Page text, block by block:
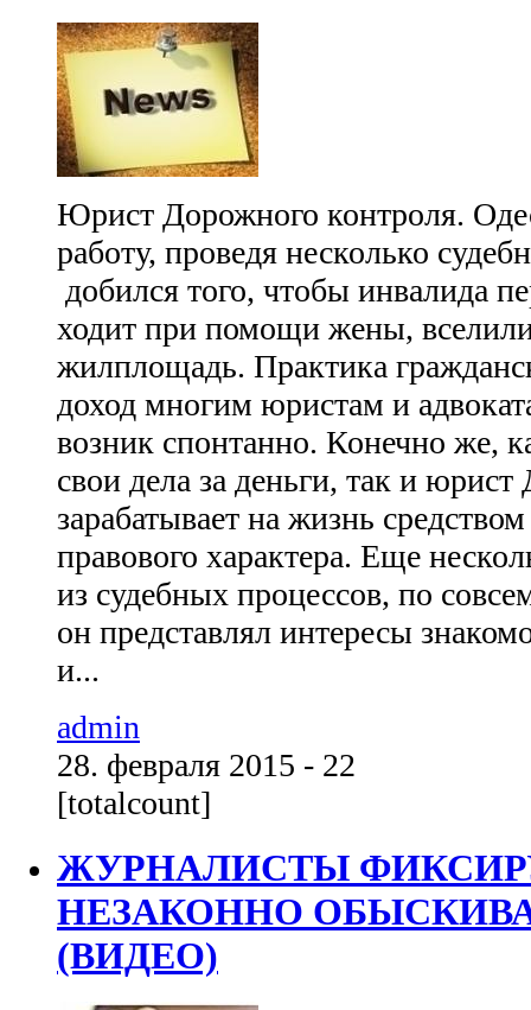
Юрист Дорожного контроля.
работу, проведя несколько
добился того, чтобы инвалида
ходит при помощи жены,
жилплощадь. Практика
доход многим юристам и
возник спонтанно. Конечно же,
свои дела за деньги, так и
зарабатывает на жизнь
правового характера. Еще
из судебных процессов, по
он представлял интересы
и...
admin
28. февраля 2015 - 22
[totalcount]
ЖУРНАЛИСТЫ
НЕЗАКОННО
(ВИДЕО)